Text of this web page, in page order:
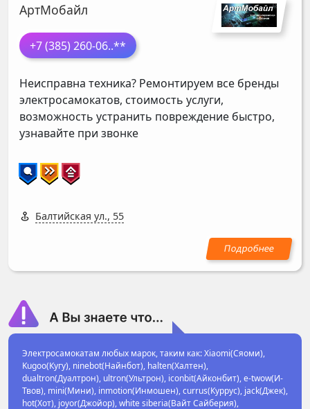
АртМобайл
+7 (385) 260-06..**
Неисправна техника? Ремонтируем все бренды
электросамокатов, стоимость услуги,
возможность устранить повреждение быстро,
узнавайте при звонке
Балтийская ул., 55
Электросамокатам любых марок, таким как: Xiaomi(Сяоми),
Kugoo(Кугу), ninebot(Найнбот), halten(Халтен),
dualtron(Дуалтрон), ultron(Ультрон), iconbit(Айконбит), e-twow(И-
Твов), mini(Мини), inmotion(Инмошен), currus(Куррус), jack(Джек),
hot(Хот), joyor(Джойор), white siberia(Вайт Сайберия),